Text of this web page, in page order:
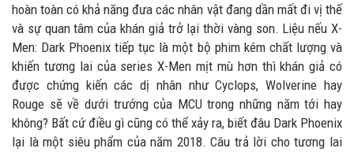
hoàn toàn có khả năng đưa các nhân vật đang dần mất đi vị thế
và sự quan tâm của khán giả trở lại thời vàng son. Liệu nếu X-
Men: Dark Phoenix tiếp tục là một bộ phim kém chất lượng và
khiến tương lai của series X-Men mịt mù hơn thì khán giả có
được chứng kiến các dị nhân như Cyclops, Wolverine hay
Rouge sẽ về dưới trướng của MCU trong những năm tới hay
không? Bất cứ điều gì cũng có thể xảy ra, biết đâu Dark Phoenix
lại là một siêu phẩm của năm 2018. Câu trả lời cho tương lai